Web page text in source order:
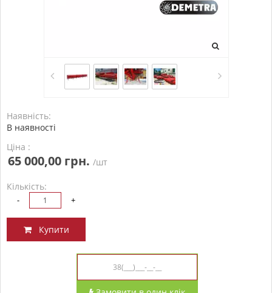
Наявність:
В наявності
Ціна :
65 000,00 грн. /шт
Кількість:
- +
Купити